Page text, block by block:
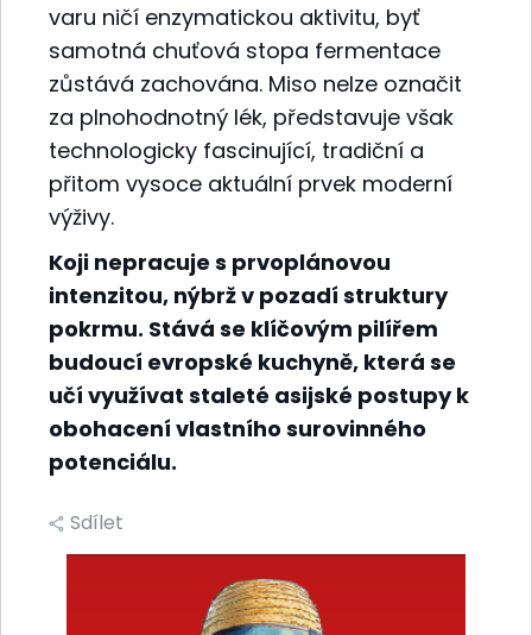
varu ničí enzymatickou aktivitu, byť
samotná chuťová stopa fermentace
zůstává zachována. Miso nelze označit
za plnohodnotný lék, představuje však
technologicky fascinující, tradiční a
přitom vysoce aktuální prvek moderní
výživy.
Koji nepracuje s prvoplánovou
intenzitou, nýbrž v pozadí struktury
pokrmu. Stává se klíčovým pilířem
budoucí evropské kuchyně, která se
učí využívat staleté asijské postupy k
obohacení vlastního surovinného
potenciálu.
Sdílet